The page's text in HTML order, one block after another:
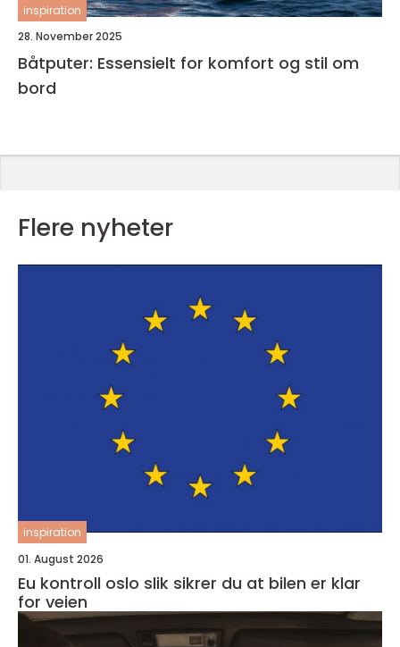
inspiration
28. November 2025
Båtputer: Essensielt for komfort og stil om
bord
Flere nyheter
inspiration
01. August 2026
Eu kontroll oslo slik sikrer du at bilen er klar
for veien